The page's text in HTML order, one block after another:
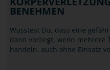
BENEHMEN
Wusstest Du, dass eine
dann vorliegt, wenn mehrere
handeln, auch ohne Einsatz